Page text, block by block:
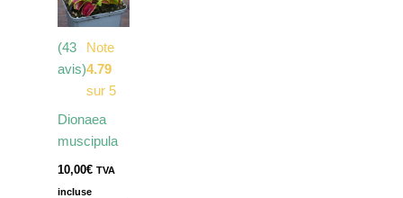
Note
4.79
sur 5
(43
avis)
Dionaea
muscipula
10,00€ TVA
incluse